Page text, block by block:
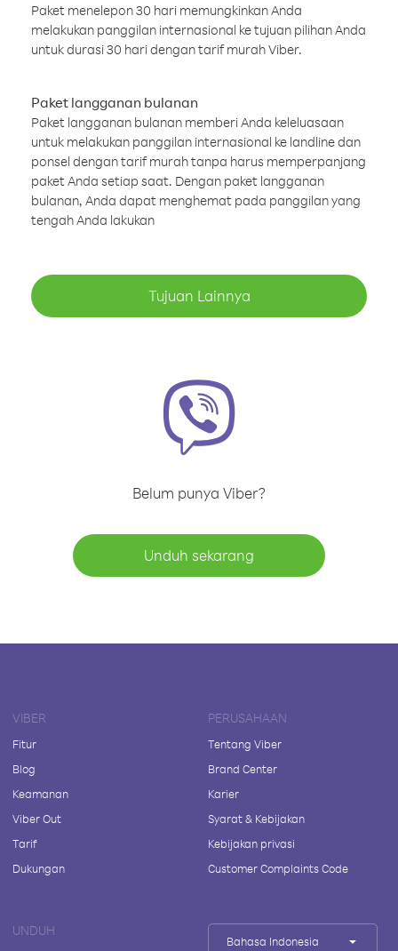
Paket menelepon 30 hari memungkinkan Anda
melakukan panggilan internasional ke tujuan pilihan Anda
untuk durasi 30 hari dengan tarif murah Viber.
Paket langganan bulanan
Paket langganan bulanan memberi Anda keleluasaan
untuk melakukan panggilan internasional ke landline dan
ponsel dengan tarif murah tanpa harus memperpanjang
paket Anda setiap saat. Dengan paket langganan
bulanan, Anda dapat menghemat pada panggilan yang
tengah Anda lakukan
Tujuan Lainnya
Belum punya Viber?
Unduh sekarang
VIBER
Fitur
Blog
Keamanan
Viber Out
Tarif
Dukungan
PERUSAHAAN
Tentang Viber
Brand Center
Karier
Syarat & Kebijakan
Kebijakan privasi
Customer Complaints Code
UNDUH
Bahasa Indonesia